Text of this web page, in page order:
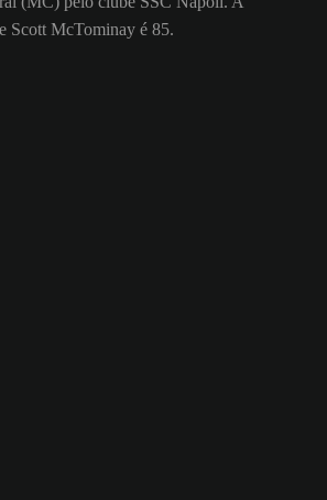
Scott McTominay é 85.